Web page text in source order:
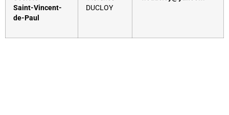
Saint-Vincent-
de-Paul
DUCLOY